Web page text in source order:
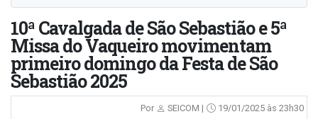
10ª Cavalgada de São Sebastião e 5ª
Missa do Vaqueiro movimentam
primeiro domingo da Festa de São
Sebastião 2025
Por SEICOM | 19/01/2025 às 23h30